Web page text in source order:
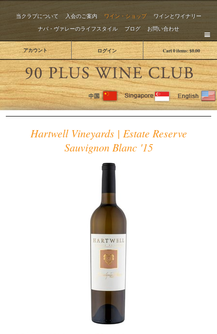
当クラブについて 入会のご案内 ワイン・ショップ
ワインとワイナリー
ナパ・ヴァレーのライフスタイル
ブログ お問い合わせ
Cart0items:$0.00
アカウント ログイン
The
Hartwell Vineyards | Estate Reserve
Sauvignon Blanc '15